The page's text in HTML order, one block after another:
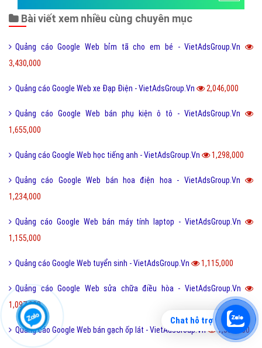
Bài viết xem nhiều cùng chuyên mục
Quảng cáo Google Web bỉm tã cho em bé - VietAdsGroup.Vn
3,430,000
Quảng cáo Google Web xe Đạp Điện - VietAdsGroup.Vn 2,046,000
Quảng cáo Google Web bán phụ kiện ô tô - VietAdsGroup.Vn
1,655,000
Quảng cáo Google Web học tiếng anh - VietAdsGroup.Vn 1,298,000
Quảng cáo Google Web bán hoa điện hoa - VietAdsGroup.Vn
1,234,000
Quảng cáo Google Web bán máy tính laptop - VietAdsGroup.Vn
1,155,000
Quảng cáo Google Web tuyển sinh - VietAdsGroup.Vn 1,115,000
Quảng cáo Google Web sửa chữa điều hòa - VietAdsGroup.Vn
1,097,000
Quảng cáo Google Web bán gạch ốp lát - VietAdsGroup.Vn 1,058,000
Chat hỗ trợ